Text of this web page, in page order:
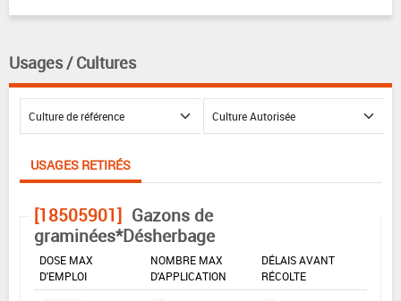
Usages / Cultures
USAGES RETIRÉS
[18505901] Gazons de
graminées*Désherbage
DOSE MAX
D'EMPLOI
NOMBRE MAX
D'APPLICATION
DÉLAIS AVANT
RÉCOLTE